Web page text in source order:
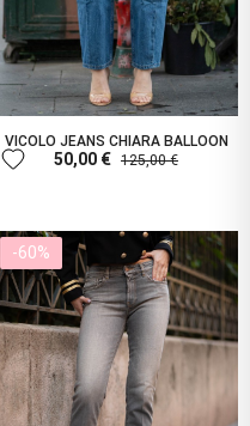
VICOLO JEANS CHIARA BALLOON
50,00 € 125,00 €
favorite
-60%